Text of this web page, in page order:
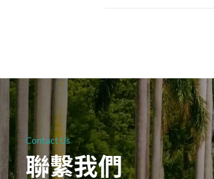
Contact Us
聯繫我們